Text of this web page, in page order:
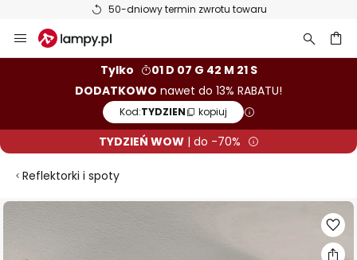
50-dniowy termin zwrotu towaru
Przejdź
do
Tylko
01 D 07 G 42 M 20 S
DODATKOWO nawet do 13% RABATU!
Kod:TYDZIEN kopiuj
TYDZIEŃ WOW| do -70%
Reflektorki i spoty
Przejdź
na
koniec